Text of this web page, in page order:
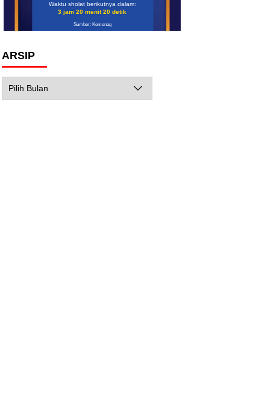
Waktu sholat berikutnya dalam:
3 jam 20 menit 19 detik
Sumber: Kemenag
ARSIP